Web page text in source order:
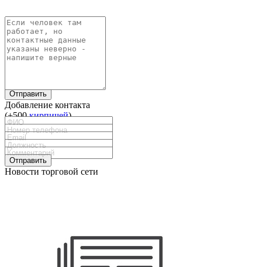
Отправить
Добавление контакта
(+500кирпичей)
Отправить
Новости торговой сети